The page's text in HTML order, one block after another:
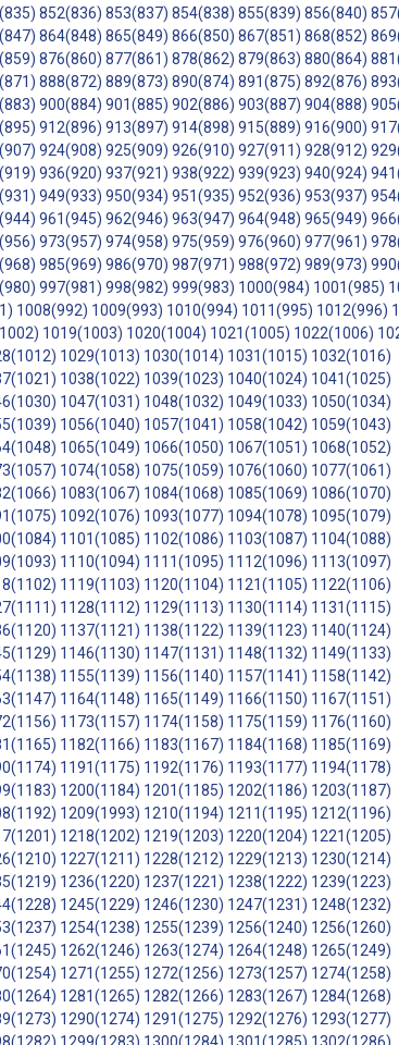
852(836) 853(837) 854(838) 855(839) 856(840)
864(848) 865(849) 866(850) 867(851) 868(852)
876(860) 877(861) 878(862) 879(863) 880(864)
888(872) 889(873) 890(874) 891(875) 892(876)
900(884) 901(885) 902(886) 903(887) 904(888)
912(896) 913(897) 914(898) 915(889) 916(900)
924(908) 925(909) 926(910) 927(911) 928(912)
936(920) 937(921) 938(922) 939(923) 940(924)
949(933) 950(934) 951(935) 952(936) 953(937)
961(945) 962(946) 963(947) 964(948) 965(949)
973(957) 974(958) 975(959) 976(960) 977(961)
985(969) 986(970) 987(971) 988(972) 989(973)
997(981) 998(982) 999(983) 1000(984) 1001(985)
1008(992) 1009(993) 1010(994) 1011(995) 1012(996)
1019(1003) 1020(1004) 1021(1005) 1022(1006)
1029(1013) 1030(1014) 1031(1015) 1032(1016)
1038(1022) 1039(1023) 1040(1024) 1041(1025)
1047(1031) 1048(1032) 1049(1033) 1050(1034)
1056(1040) 1057(1041) 1058(1042) 1059(1043)
1065(1049) 1066(1050) 1067(1051) 1068(1052)
1074(1058) 1075(1059) 1076(1060) 1077(1061)
1083(1067) 1084(1068) 1085(1069) 1086(1070)
1092(1076) 1093(1077) 1094(1078) 1095(1079)
1101(1085) 1102(1086) 1103(1087) 1104(1088)
1110(1094) 1111(1095) 1112(1096) 1113(1097)
1119(1103) 1120(1104) 1121(1105) 1122(1106)
1128(1112) 1129(1113) 1130(1114) 1131(1115)
1137(1121) 1138(1122) 1139(1123) 1140(1124)
1146(1130) 1147(1131) 1148(1132) 1149(1133)
1155(1139) 1156(1140) 1157(1141) 1158(1142)
1164(1148) 1165(1149) 1166(1150) 1167(1151)
1173(1157) 1174(1158) 1175(1159) 1176(1160)
1182(1166) 1183(1167) 1184(1168) 1185(1169)
1191(1175) 1192(1176) 1193(1177) 1194(1178)
1200(1184) 1201(1185) 1202(1186) 1203(1187)
1209(1993) 1210(1194) 1211(1195) 1212(1196)
1218(1202) 1219(1203) 1220(1204) 1221(1205)
1227(1211) 1228(1212) 1229(1213) 1230(1214)
1236(1220) 1237(1221) 1238(1222) 1239(1223)
1245(1229) 1246(1230) 1247(1231) 1248(1232)
1254(1238) 1255(1239) 1256(1240) 1256(1260)
1262(1246) 1263(1274) 1264(1248) 1265(1249)
1271(1255) 1272(1256) 1273(1257) 1274(1258)
1281(1265) 1282(1266) 1283(1267) 1284(1268)
1290(1274) 1291(1275) 1292(1276) 1293(1277)